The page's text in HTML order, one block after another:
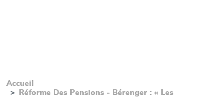
Accueil
Réforme Des Pensions - Bérenger : « Les